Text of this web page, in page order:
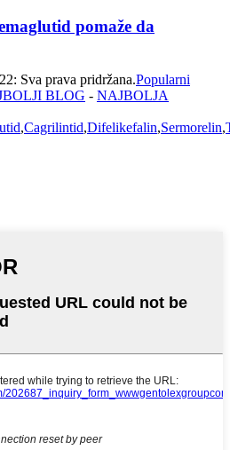
pomaže da
Sva prava pridržana.Popularni
BLOG - NAJBOLJA
,Cagrilintid,Difelikefalin,Sermorelin,